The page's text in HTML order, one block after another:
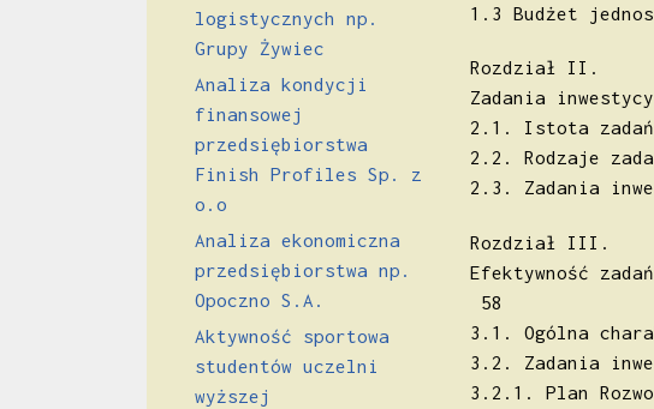
1.3 Budżet
Rozdział II.
Zadania
2.1. Istota
2.2. Rodzaje
2.3. Zadania
Rozdział III.
Efektywność
58
3.1. Ogólna
3.2. Zadania
3.2.1. Plan
logistycznych np.
Grupy Żywiec
Analiza kondycji
finansowej
przedsiębiorstwa
Finish Profiles Sp. z
o.o
Analiza ekonomiczna
przedsiębiorstwa np.
Opoczno S.A.
Aktywność sportowa
studentów uczelni
wyższej